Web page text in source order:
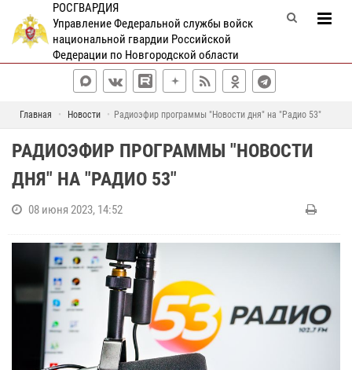
РОСГВАРДИЯ
Управление Федеральной службы войск
национальной гвардии Российской
Федерации по Новгородской области
Главная Новости Радиоэфир программы "Новости дня" на "Радио 53"
РАДИОЭФИР ПРОГРАММЫ "НОВОСТИ
ДНЯ" НА "РАДИО 53"
08 июня 2023, 14:52